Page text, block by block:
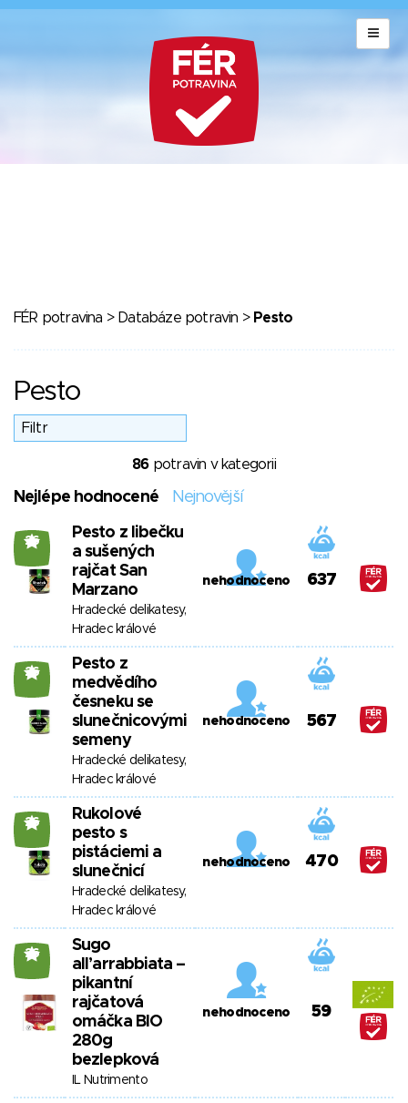
FÉR potravina > Databáze potravin > Pesto
Pesto
86potravin v kategorii
Nejlépe hodnocené Nejnovější
26
Pesto z libečku
a sušených
rajčat San
Marzano
Hradecké delikatesy,
Hradec králové
nehodnoceno 637
26
Pesto z
medvědího
česneku se
slunečnicovými
semeny
Hradecké delikatesy,
Hradec králové
nehodnoceno 567
26
Rukolové
pesto s
pistáciemi a
slunečnicí
Hradecké delikatesy,
Hradec králové
nehodnoceno 470
26
Sugo
all’arrabbiata –
pikantní
rajčatová
omáčka BIO
280g
bezlepková
IL Nutrimento
nehodnoceno 59